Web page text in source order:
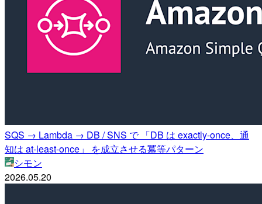
SQS → Lambda → DB / SNS で 「DB は exactly-once、通
知は at-least-once」 を成立させる冪等パターン
シモン
2026.05.20